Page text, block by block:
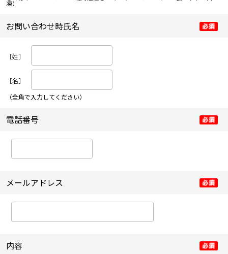
凍）
お問い合わせ時氏名
［姓］
［名］
（全角で入力してください）
電話番号
メールアドレス
内容